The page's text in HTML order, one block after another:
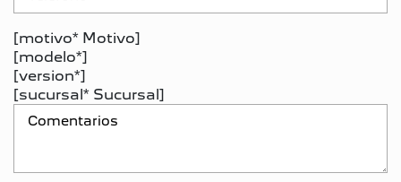
[motivo* Motivo]
[modelo*]
[version*]
[sucursal* Sucursal]